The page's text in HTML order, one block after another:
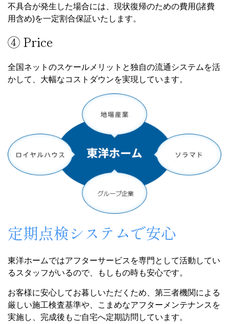
不具合が発生した場合には、現状復帰のための費用(諸費
用含め)を一定割合保証いたします。
④ Price
全国ネットのスケールメリットと独自の流通システムを活
かして、大幅なコストダウンを実現しています。
定期点検システムで安心
東洋ホームではアフターサービスを専門として活動してい
るスタッフがいるので、もしもの時も安心です。
お客様に安心してお暮しいただくため、第三者機関による
厳しい施工検査基準や、こまめなアフターメンテナンスを
実施し、完成後もご自宅へ定期訪問しています。